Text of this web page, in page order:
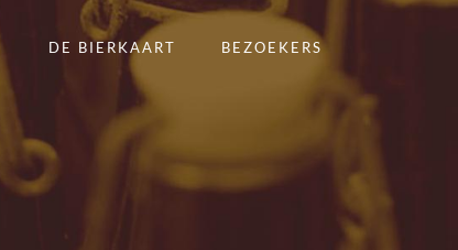
DE BIERKAART BEZOEKERS